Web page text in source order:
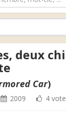
deux
Car)
2009 4